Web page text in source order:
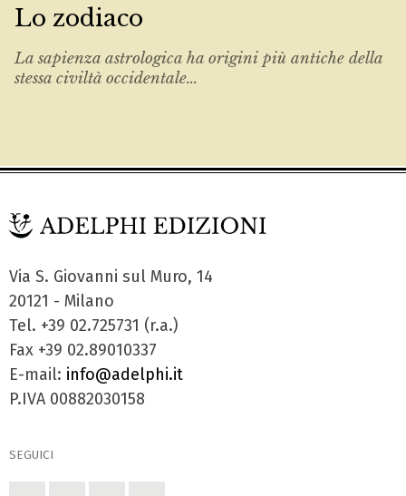
Lo zodiaco
La sapienza astrologica ha origini più antiche della
stessa civiltà occidentale...
Via S. Giovanni sul Muro, 14
20121 - Milano
Tel. +39 02.725731 (r.a.)
Fax +39 02.89010337
E-mail: info@adelphi.it
P.IVA 00882030158
SEGUICI